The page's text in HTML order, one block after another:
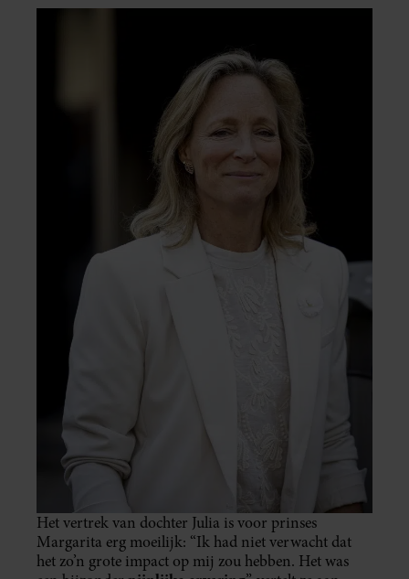
Het vertrek van dochter Julia is voor prinses
Margarita erg moeilijk: “Ik had niet verwacht dat
het zo’n grote impact op mij zou hebben. Het was